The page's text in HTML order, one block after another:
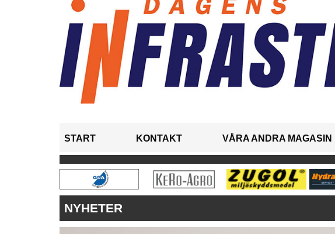
START KONTAKT VÅRA ANDRA MAGASIN
NYHETER